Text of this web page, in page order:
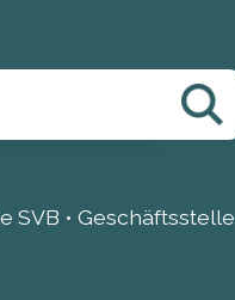
SVB • Geschäftsstelle